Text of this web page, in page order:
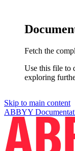
Fetch the
Use this file to
exploring
Skip to main content
ABBYY